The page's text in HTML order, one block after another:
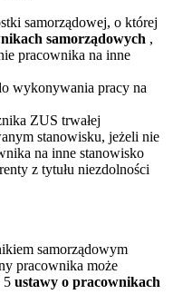
samorządowej, o której
samorządowych ,
pracownika na inne
wykonywania pracy na
ZUS trwałej
stanowisku, jeżeli nie
na inne stanowisko
z tytułu niezdolności
samorządowym
pracownika może
5 ustawy o pracownikach